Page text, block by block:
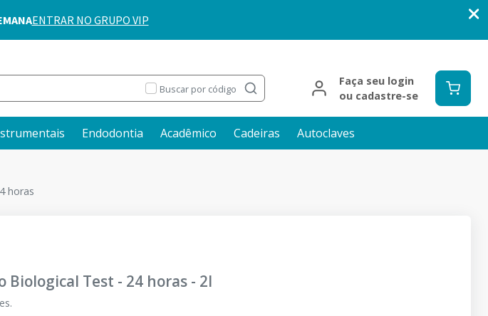
Buscar por código
Faça seu login
ou cadastre-se
Endodontia Acadêmico Cadeiras Autoclaves
horas
Biological Test - 24 horas - 2I